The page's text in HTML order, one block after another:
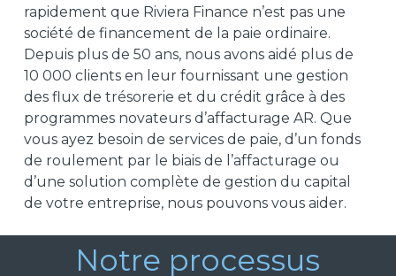
rapidement que Riviera Finance n’est pas une
société de financement de la paie ordinaire.
Depuis plus de 50 ans, nous avons aidé plus de
10 000 clients en leur fournissant une gestion
des flux de trésorerie et du crédit grâce à des
programmes novateurs d’affacturage AR. Que
vous ayez besoin de services de paie, d’un fonds
de roulement par le biais de l’affacturage ou
d’une solution complète de gestion du capital
de votre entreprise, nous pouvons vous aider.
Notre processus